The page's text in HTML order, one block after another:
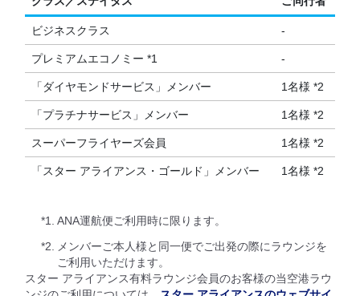
ビジネスクラス -
プレミアムエコノミー *1 -
「ダイヤモンドサービス」メンバー 1名様 *2
「プラチナサービス」メンバー 1名様 *2
スーパーフライヤーズ会員 1名様 *2
「スター アライアンス・ゴールド」メンバー 1名様 *2
*1.
ANA運航便ご利用時に限ります。
*2.
メンバーご本人様と同一便でご出発の際にラウンジを
ご利用いただけます。
スター アライアンス有料ラウンジ会員のお客様の当空港ラウ